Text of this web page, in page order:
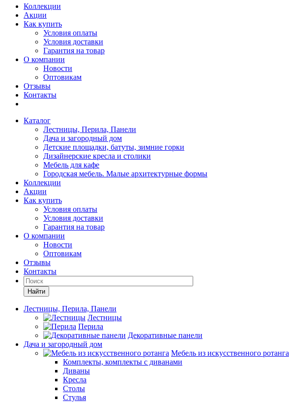
Коллекции
Акции
Как купить
Условия оплаты
Условия доставки
Гарантия на товар
О компании
Новости
Оптовикам
Отзывы
Контакты
Каталог
Лестницы, Перила, Панели
Дача и загородный дом
Детские площадки, батуты, зимние горки
Дизайнерские кресла и столики
Мебель для кафе
Городская мебель. Малые архитектурные формы
Коллекции
Акции
Как купить
Условия оплаты
Условия доставки
Гарантия на товар
О компании
Новости
Оптовикам
Отзывы
Контакты
Найти
Лестницы, Перила, Панели
Лестницы
Перила
Декоративные панели
Дача и загородный дом
Мебель из искусственного ротанга
Комплекты, комплекты с диванами
Диваны
Кресла
Столы
Стулья